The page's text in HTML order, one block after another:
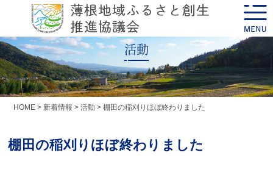
toggle
活動
HOME > 新着情報 >活動 >棚田の稲刈りほぼ終わりました
棚田の稲刈りほぼ終わりました